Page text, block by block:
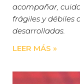
acompañar,
frágiles y débiles
desarrolladas.
LEER MÁS »